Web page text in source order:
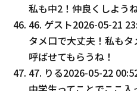
私も中2！仲良くしよ
46. ゲスト2026-05-21
タメ口で大丈夫！私も
呼ばせてもらうね！
47. りる2026-05-22